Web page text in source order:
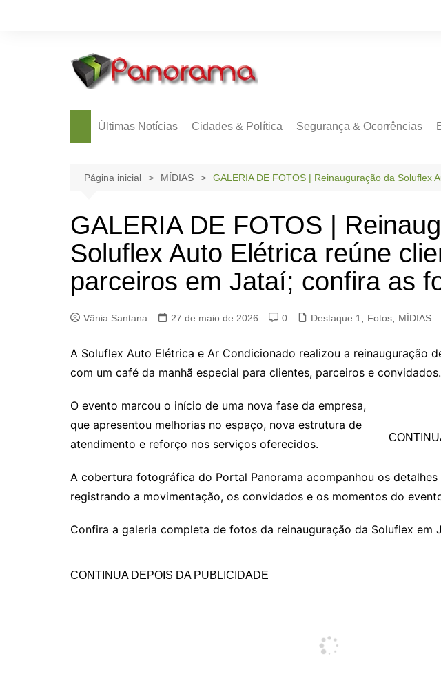
Últimas Notícias Cidades & Política Segurança & Ocorrências
Página inicial MÍDIAS GALERIA DE FOTOS | Reinauguração da Soluflex
GALERIA DE FOTOS |
Soluflex Auto Elétrica reúne
parceiros em Jataí; confira as
Vânia Santana 27 de maio de 2026 0 Destaque 1 Fotos MÍDIAS
A Soluflex Auto Elétrica e Ar Condicionado realizou a reinauguração
com um café da manhã especial para clientes, parceiros e convidados.
O evento marcou o início de uma nova fase da empresa,
que apresentou melhorias no espaço, nova estrutura de
atendimento e reforço nos serviços oferecidos.
A cobertura fotográfica do Portal Panorama acompanhou os detalhes
registrando a movimentação, os convidados e os momentos do
Confira a galeria completa de fotos da reinauguração da Soluflex em
CONTINUA DEPOIS DA PUBLICIDADE